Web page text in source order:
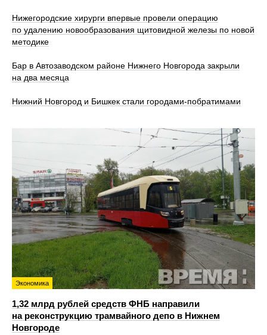
Нижегородские хирурги впервые провели операцию
по удалению новообразования щитовидной железы по новой
методике
Бар в Автозаводском районе Нижнего Новгорода закрыли
на два месяца
Нижний Новгород и Бишкек стали городами-побратимами
Экономика
1,32 млрд рублей средств ФНБ направили
на реконструкцию трамвайного депо в Нижнем
Новгороде